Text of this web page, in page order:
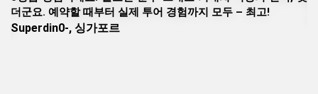
했습니다. 일본어 투어 가이드와 함께 제 아들과 잊을 수 없는
추억을 만들었네요.덕분에 감사합니다.
Hisato K., 일본 도쿄